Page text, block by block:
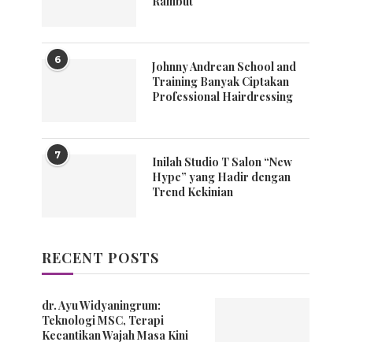
6
Johnny Andrean School and
Training Banyak Ciptakan
Professional Hairdressing
7
Inilah Studio T Salon “New
Hype” yang Hadir dengan
Trend Kekinian
RECENT POSTS
dr. Ayu Widyaningrum:
Teknologi MSC, Terapi
Kecantikan Wajah Masa Kini